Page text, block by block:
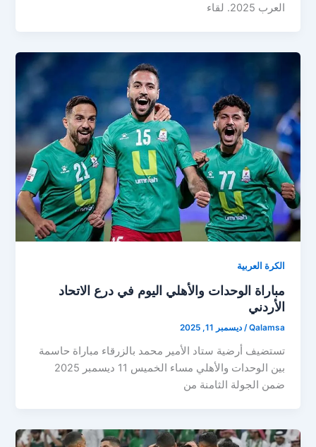
العرب 2025. لقاء
الكرة العربية
مباراة الوحدات والأهلي اليوم في درع الاتحاد
الأردني
Qalamsa
/ديسمبر 11, 2025
تستضيف أرضية ستاد الأمير محمد بالزرقاء مباراة حاسمة
بين الوحدات والأهلي مساء الخميس 11 ديسمبر 2025
ضمن الجولة الثامنة من